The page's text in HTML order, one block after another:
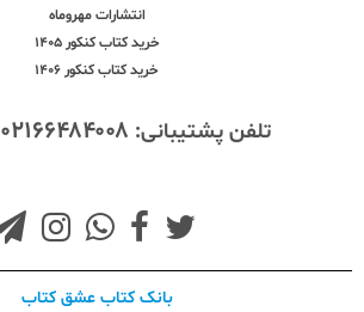
انتشارات مهروماه
خرید کتاب کنکور 1405
خرید کتاب کنکور 1406
تلفن پشتیبانی: ۰۲۱۶۶۴۸۴۰۰۸
بانک کتاب عشق کتاب